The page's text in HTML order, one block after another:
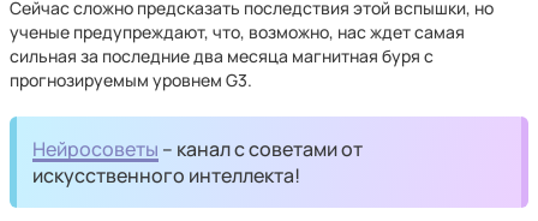
Сейчас сложно предсказать последствия этой вспышки, но
ученые предупреждают, что, возможно, нас ждет самая
сильная за последние два месяца магнитная буря с
прогнозируемым уровнем G3.
Нейросоветы – канал с советами от
искусственного интеллекта!